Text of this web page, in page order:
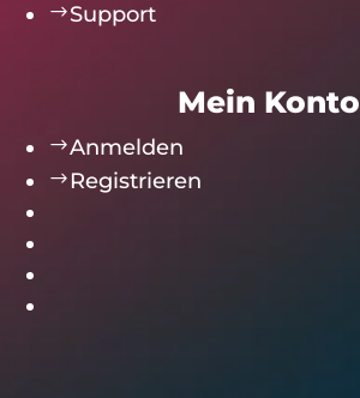
$Support
Mein Konto
$Anmelden
$Registrieren